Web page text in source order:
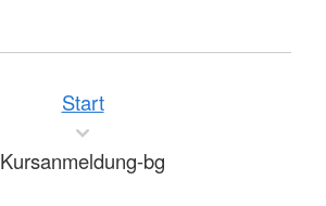
Start
Kursanmeldung-bg